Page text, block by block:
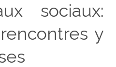
sociaux:
y